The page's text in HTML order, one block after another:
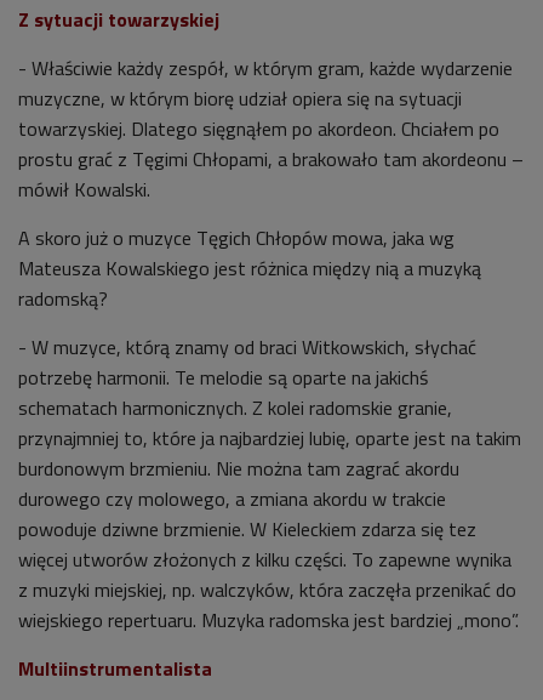
Z sytuacji towarzyskiej
- Właściwie każdy zespół, w którym gram, każde wydarzenie
muzyczne, w którym biorę udział opiera się na sytuacji
towarzyskiej. Dlatego sięgnąłem po akordeon. Chciałem po
prostu grać z Tęgimi Chłopami, a brakowało tam akordeonu –
mówił Kowalski.
A skoro już o muzyce Tęgich Chłopów mowa, jaka wg
Mateusza Kowalskiego jest różnica między nią a muzyką
radomską?
- W muzyce, którą znamy od braci Witkowskich, słychać
potrzebę harmonii. Te melodie są oparte na jakichś
schematach harmonicznych. Z kolei radomskie granie,
przynajmniej to, które ja najbardziej lubię, oparte jest na takim
burdonowym brzmieniu. Nie można tam zagrać akordu
durowego czy molowego, a zmiana akordu w trakcie
powoduje dziwne brzmienie. W Kieleckiem zdarza się tez
więcej utworów złożonych z kilku części. To zapewne wynika
z muzyki miejskiej, np. walczyków, która zaczęła przenikać do
wiejskiego repertuaru. Muzyka radomska jest bardziej „mono”.
Multiinstrumentalista